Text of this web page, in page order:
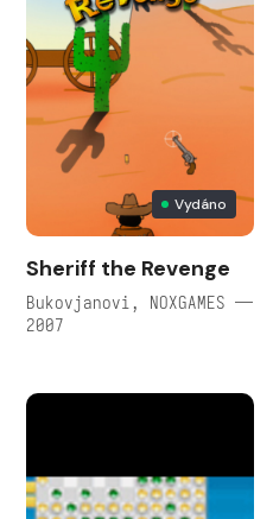
Vydáno
Sheriff the Revenge
Bukovjanovi, NOXGAMES —
2007